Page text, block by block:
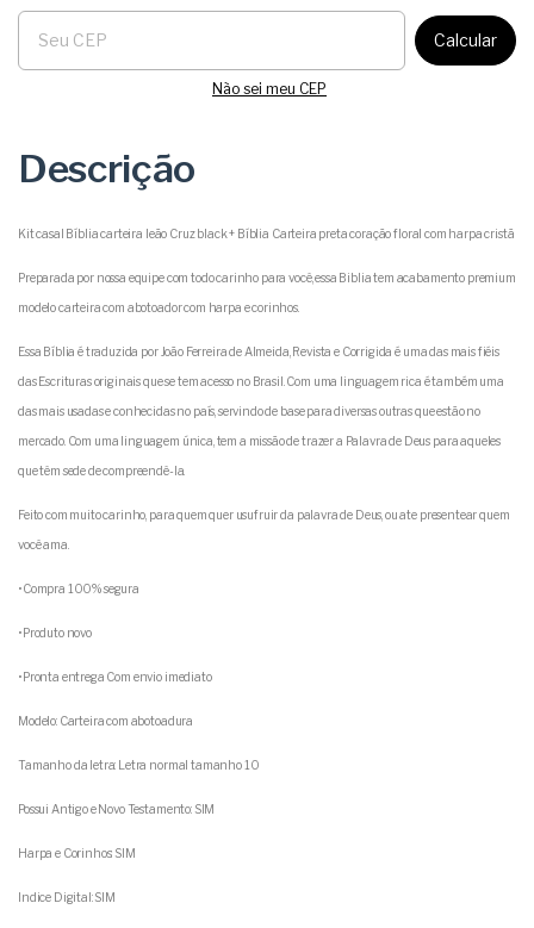
Entregas para o CEP:
Calcular
Não sei meu CEP
Descrição
Kit casal Bíblia carteira leão Cruz black + Bíblia Carteira preta coração floral com harpa cristã
Preparada por nossa equipe com todo carinho para você, essa Biblia tem acabamento premium
modelo carteira com abotoador com harpa e corinhos.
Essa Bíblia é traduzida por João Ferreira de Almeida, Revista e Corrigida é uma das mais fiéis
das Escrituras originais que se tem acesso no Brasil. Com uma linguagem rica é também uma
das mais usadas e conhecidas no país, servindo de base para diversas outras que estão no
mercado. Com uma linguagem única, tem a missão de trazer a Palavra de Deus para aqueles
que têm sede de compreendê-la.
Feito com muito carinho, para quem quer usufruir da palavra de Deus, ou ate presentear quem
você ama.
•Compra 100% segura
•Produto novo
•Pronta entrega Com envio imediato
Modelo: Carteira com abotoadura
Tamanho da letra: Letra normal tamanho 10
Possui Antigo e Novo Testamento: SIM
Harpa e Corinhos: SIM
Indice Digital: SIM